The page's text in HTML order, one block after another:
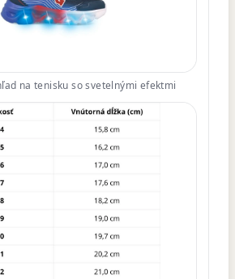
na tenisku so svetelnými efektmi